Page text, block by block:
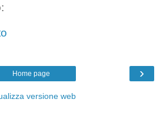
›
Home page
versione web